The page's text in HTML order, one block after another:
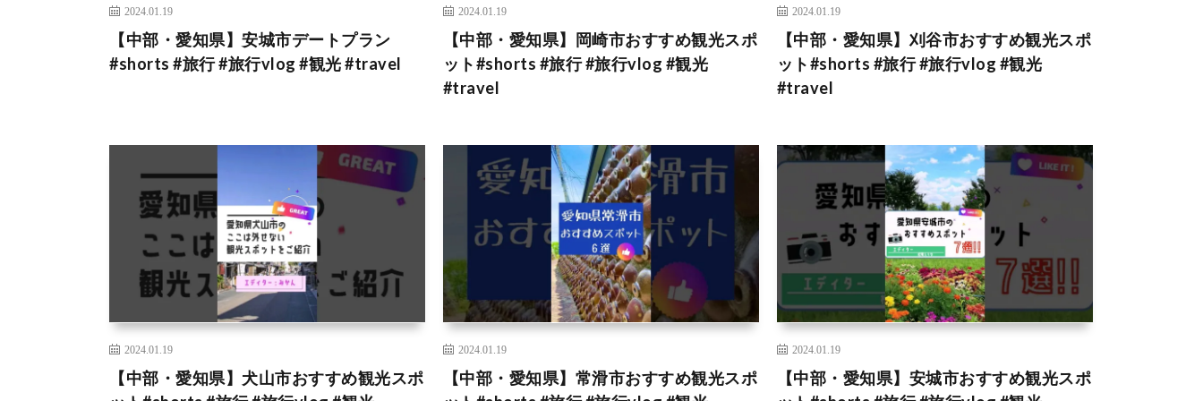
2024.01.19
【中部・愛知県】安城市デートプラン
#shorts #旅行 #旅行vlog #観光 #travel
2024.01.19
【中部・愛知県】岡崎市おすすめ観光スポ
ット#shorts #旅行 #旅行vlog #観光
#travel
2024.01.19
【中部・愛知県】刈谷市おすすめ観光スポ
ット#shorts #旅行 #旅行vlog #観光
#travel
2024.01.19
【中部・愛知県】犬山市おすすめ観光スポ
2024.01.19
【中部・愛知県】常滑市おすすめ観光スポ
2024.01.19
【中部・愛知県】安城市おすすめ観光スポ